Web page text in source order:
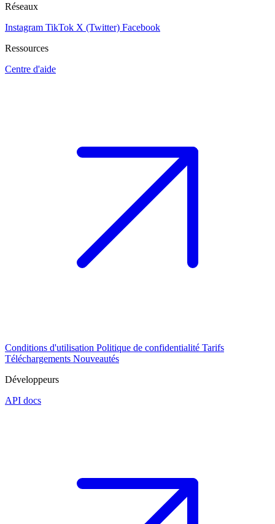
Réseaux
Instagram TikTok X (Twitter) Facebook
Ressources
Centre d'aide
Conditions d'utilisation Politique de confidentialité Tarifs
Téléchargements Nouveautés
Développeurs
API docs